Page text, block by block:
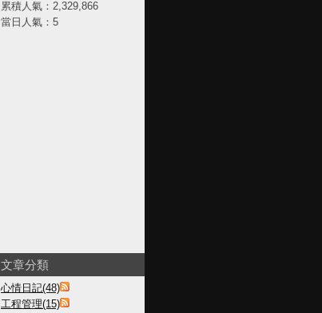
累積人氣： 2,329,866
當日人氣： 5
文章分類
心情日記(48)
工程管理(15)